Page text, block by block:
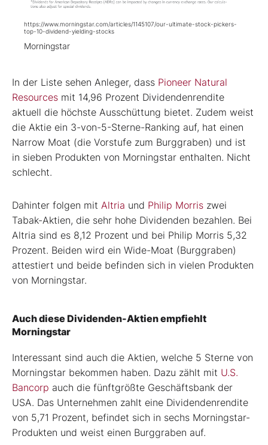
https://www.morningstar.com/articles/1145107/our-ultimate-stock-pickers-
top-10-dividend-yielding-stocks
Morningstar
In der Liste sehen Anleger, dass Pioneer Natural
Resources mit 14,96 Prozent Dividendenrendite
aktuell die höchste Ausschüttung bietet. Zudem weist
die Aktie ein 3-von-5-Sterne-Ranking auf, hat einen
Narrow Moat (die Vorstufe zum Burggraben) und ist
in sieben Produkten von Morningstar enthalten. Nicht
schlecht.
Dahinter folgen mit Altria und Philip Morris zwei
Tabak-Aktien, die sehr hohe Dividenden bezahlen. Bei
Altria sind es 8,12 Prozent und bei Philip Morris 5,32
Prozent. Beiden wird ein Wide-Moat (Burggraben)
attestiert und beide befinden sich in vielen Produkten
von Morningstar.
Auch diese Dividenden-Aktien empfiehlt
Morningstar
Interessant sind auch die Aktien, welche 5 Sterne von
Morningstar bekommen haben. Dazu zählt mit U.S.
Bancorp auch die fünftgrößte Geschäftsbank der
USA. Das Unternehmen zahlt eine Dividendenrendite
von 5,71 Prozent, befindet sich in sechs Morningstar-
Produkten und weist einen Burggraben auf.